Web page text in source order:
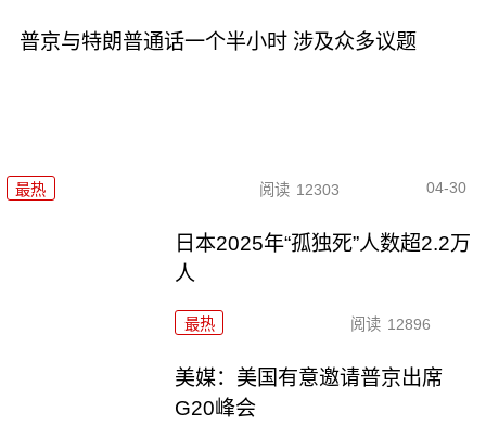
普京与特朗普通话一个半小时 涉及众多议题
最热 阅读 12303 04-30
日本2025年“孤独死”人数超2.2万
人
最热 阅读 12896
美媒：美国有意邀请普京出席
G20峰会